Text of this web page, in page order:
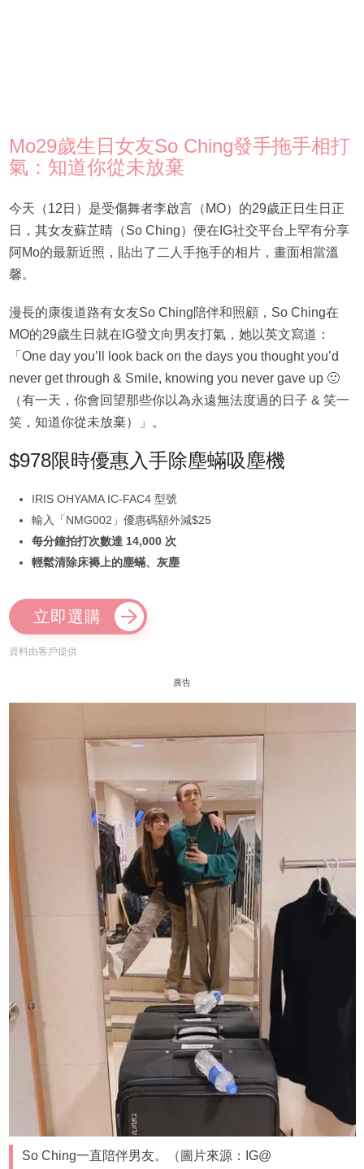
Mo29歲生日女友So Ching發手拖手相打
氣：知道你從未放棄
今天（12日）是受傷舞者李啟言（MO）的29歲正日生日正
日，其女友蘇芷晴（So Ching）便在IG社交平台上罕有分享
阿Mo的最新近照，貼出了二人手拖手的相片，畫面相當溫
馨。
漫長的康復道路有女友So Ching陪伴和照顧，So Ching在
MO的29歲生日就在IG發文向男友打氣，她以英文寫道：
「One day you’ll look back on the days you thought you’d
never get through & Smile, knowing you never gave up 🙂
（有一天，你會回望那些你以為永遠無法度過的日子 & 笑一
笑，知道你從未放棄）」。
$978限時優惠入手除塵蟎吸塵機
IRIS OHYAMA IC-FAC4 型號
輸入「NMG002」優惠碼額外減$25
每分鐘拍打次數達 14,000 次
輕鬆清除床褥上的塵蟎、灰塵
立即選購
資料由客戶提供
廣告
So Ching一直陪伴男友。（圖片來源：IG@